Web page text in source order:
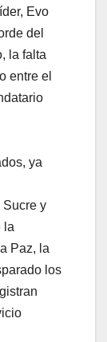
Evo
del
la falta
entre el
ya
Sucre y
la
Paz, la
los